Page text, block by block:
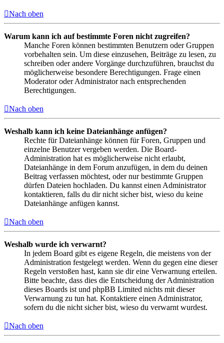
Nach oben
Warum kann ich auf bestimmte Foren nicht zugreifen?
Manche Foren können bestimmten Benutzern oder Gruppen
vorbehalten sein. Um diese einzusehen, Beiträge zu lesen, zu
schreiben oder andere Vorgänge durchzuführen, brauchst du
möglicherweise besondere Berechtigungen. Frage einen
Moderator oder Administrator nach entsprechenden
Berechtigungen.
Nach oben
Weshalb kann ich keine Dateianhänge anfügen?
Rechte für Dateianhänge können für Foren, Gruppen und
einzelne Benutzer vergeben werden. Die Board-
Administration hat es möglicherweise nicht erlaubt,
Dateianhänge in dem Forum anzufügen, in dem du deinen
Beitrag verfassen möchtest, oder nur bestimmte Gruppen
dürfen Dateien hochladen. Du kannst einen Administrator
kontaktieren, falls du dir nicht sicher bist, wieso du keine
Dateianhänge anfügen kannst.
Nach oben
Weshalb wurde ich verwarnt?
In jedem Board gibt es eigene Regeln, die meistens von der
Administration festgelegt werden. Wenn du gegen eine dieser
Regeln verstoßen hast, kann sie dir eine Verwarnung erteilen.
Bitte beachte, dass dies die Entscheidung der Administration
dieses Boards ist und phpBB Limited nichts mit dieser
Verwarnung zu tun hat. Kontaktiere einen Administrator,
sofern du die nicht sicher bist, wieso du verwarnt wurdest.
Nach oben